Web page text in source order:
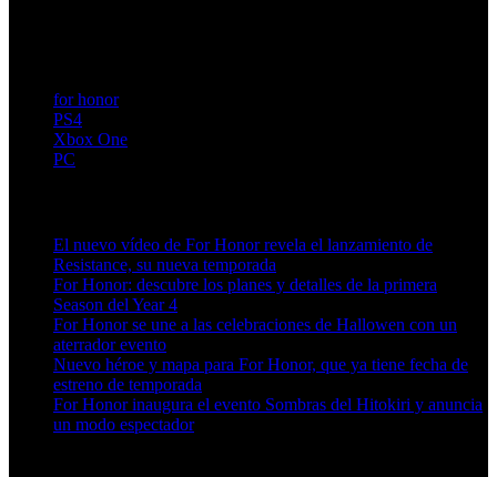
for honor
PS4
Xbox One
PC
El nuevo vídeo de For Honor revela el lanzamiento de
Resistance, su nueva temporada
For Honor: descubre los planes y detalles de la primera
Season del Year 4
For Honor se une a las celebraciones de Hallowen con un
aterrador evento
Nuevo héroe y mapa para For Honor, que ya tiene fecha de
estreno de temporada
For Honor inaugura el evento Sombras del Hitokiri y anuncia
un modo espectador